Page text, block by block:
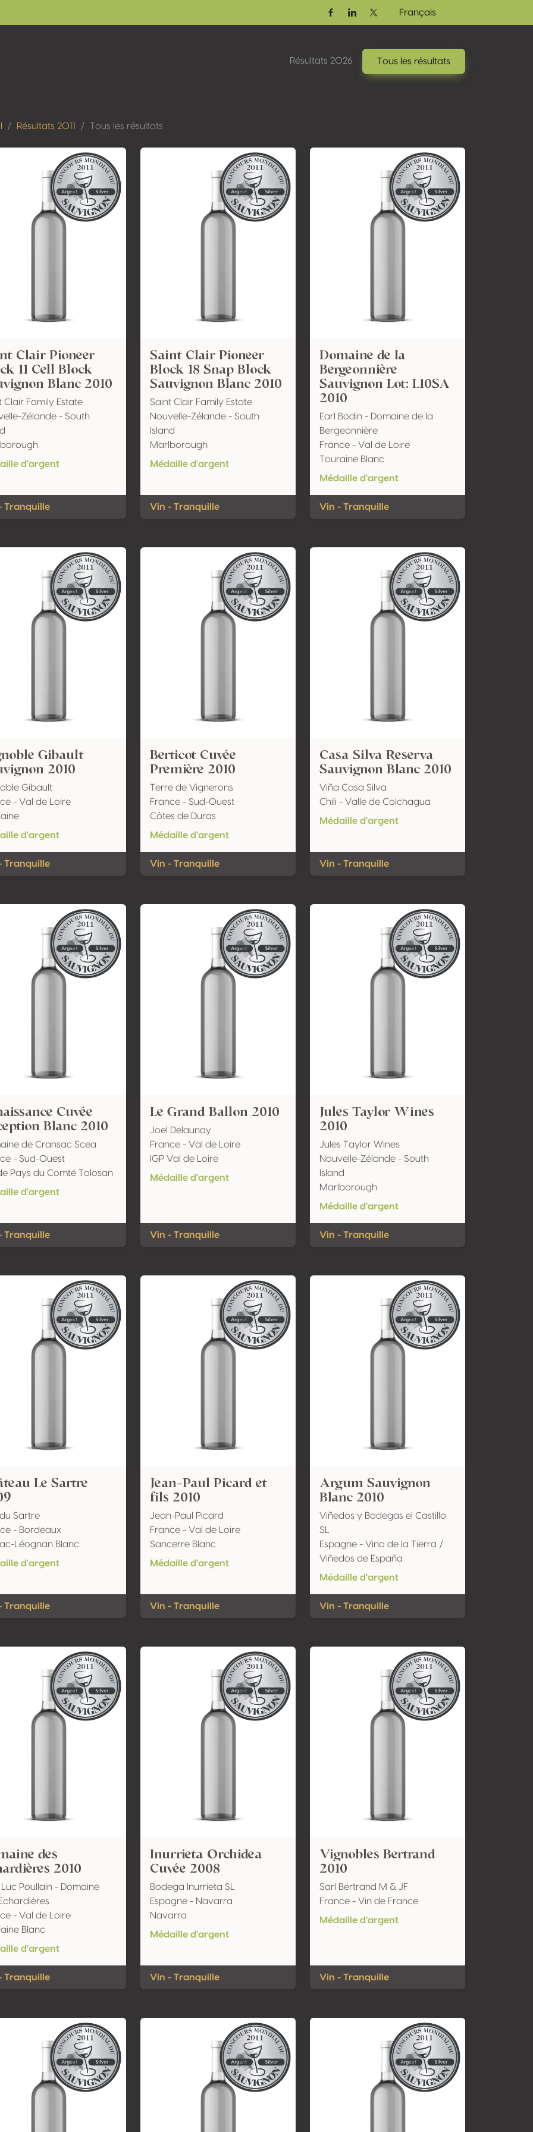
FacebookLinkedinTwitter / X
Français
Résultats 2026 Tous les résultats
Résultats 2011 Tous les résultats
Clair Pioneer
11 Cell Block
Blanc 2010
Clair Family Estate
Zélande - South
d'argent
Tranquille
Saint Clair Pioneer
Block 18 Snap Block
Sauvignon Blanc 2010
Saint Clair Family Estate
Nouvelle-Zélande - South
Island
Marlborough
Médaille d'argent
Vin - Tranquille
Domaine de la
Bergeonnière
Sauvignon Lot: L10SA
2010
Earl Bodin - Domaine de la
Bergeonnière
France - Val de Loire
Touraine Blanc
Médaille d'argent
Vin - Tranquille
Gibault
2010
Gibault
- Val de Loire
d'argent
Tranquille
Berticot Cuvée
Première 2010
Terre de Vignerons
France - Sud-Ouest
Côtes de Duras
Médaille d'argent
Vin - Tranquille
Casa Silva Reserva
Sauvignon Blanc 2010
Viña Casa Silva
Chili - Valle de Colchagua
Médaille d'argent
Vin - Tranquille
Cuvée
Blanc 2010
de Cransac Scea
- Sud-Ouest
Pays du Comté Tolosan
d'argent
Tranquille
Le Grand Ballon 2010
Joel Delaunay
France - Val de Loire
IGP Val de Loire
Médaille d'argent
Vin - Tranquille
Jules Taylor Wines
2010
Jules Taylor Wines
Nouvelle-Zélande - South
Island
Marlborough
Médaille d'argent
Vin - Tranquille
Le Sartre
Sartre
- Bordeaux
Léognan Blanc
d'argent
Tranquille
Jean-Paul Picard et
fils 2010
Jean-Paul Picard
France - Val de Loire
Sancerre Blanc
Médaille d'argent
Vin - Tranquille
Argum Sauvignon
Blanc 2010
Viñedos y Bodegas el Castillo
SL
Espagne - Vino de la Tierra /
Viñedos de España
Médaille d'argent
Vin - Tranquille
des
2010
Luc Poullain - Domaine
- Val de Loire
Blanc
d'argent
Tranquille
Inurrieta Orchidea
Cuvée 2008
Bodega Inurrieta SL
Espagne - Navarra
Navarra
Médaille d'argent
Vin - Tranquille
Vignobles Bertrand
2010
Sarl Bertrand M & JF
France - Vin de France
Médaille d'argent
Vin - Tranquille